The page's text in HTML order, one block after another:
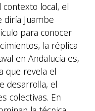
local, el
diría Juambe
para conocer
la réplica
en Andalucía es,
que revela el
desarrolla, el
colectivas. En